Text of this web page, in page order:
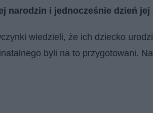
narodzin i jednocześnie dzień jej
wiedzieli, że ich dziecko
byli na to przygotowani.